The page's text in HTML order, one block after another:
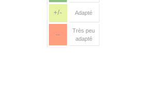
+/- Adapté
--
Très peu
adapté